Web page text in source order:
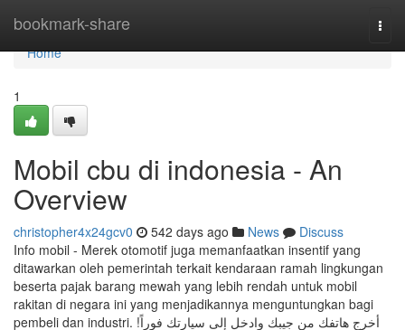
bookmark-share
Home
Home
1
Mobil cbu di indonesia - An
Overview
christopher4x24gcv0 542 days ago News
Discuss
Info mobil - Merek otomotif juga memanfaatkan insentif yang
ditawarkan oleh pemerintah terkait kendaraan ramah lingkungan
beserta pajak barang mewah yang lebih rendah untuk mobil
rakitan di negara ini yang menjadikannya menguntungkan bagi
pembeli dan industri. أخرج هاتفك من جيبك وادخل إلى سيارتك فوراً!